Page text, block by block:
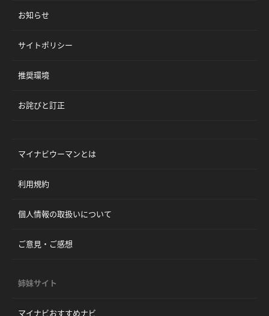
お知らせ
サイトポリシー
推奨環境
お詫びと訂正
マイナビウーマンとは
利用規約
個人情報の取扱いについて
ご意見・ご感想
姉妹サイト
マイナビおすすめナビ